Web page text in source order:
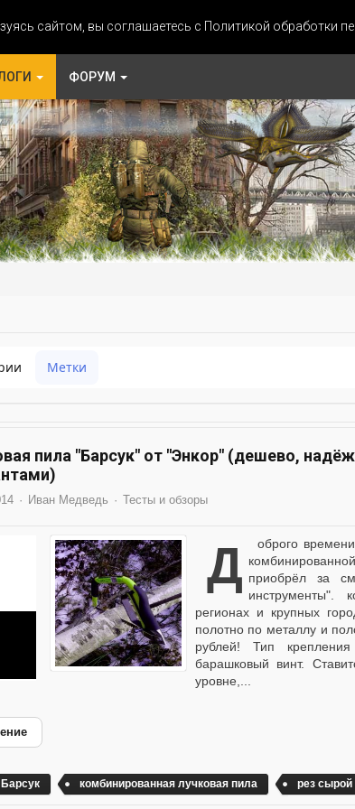
сайтом, вы соглашаетесь с Политикой обработки
ФОРУМ
Метки
пила "Барсук" от "Энкор" (дешево,
Иван Медведь Тесты и обзоры
Доброго времени суток, камарады! Как и обещал даю обзор приобрёл за
инструменты".
регионах и крупных
полотно по металлу и
рублей! Тип
барашковый винт.
уровне,...
Барсук комбинированная лучковая пила рез